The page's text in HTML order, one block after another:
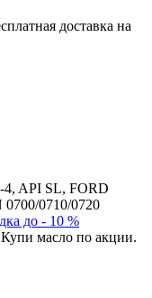
доставка на
API SL, FORD
0710/0720
до - 10 %
масло по акции.